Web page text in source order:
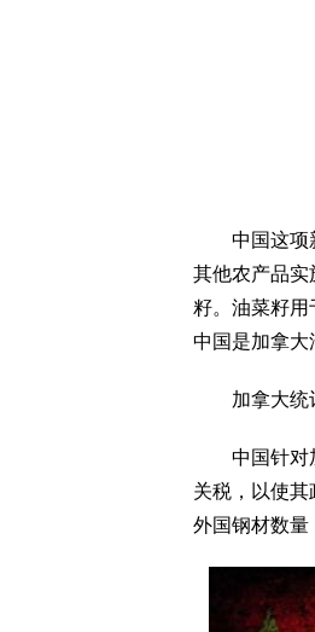
中国这项新
其他农产品实
籽。油菜籽用
中国是加拿大
加拿大统计
中国针对加
关税，以使
外国钢材数量